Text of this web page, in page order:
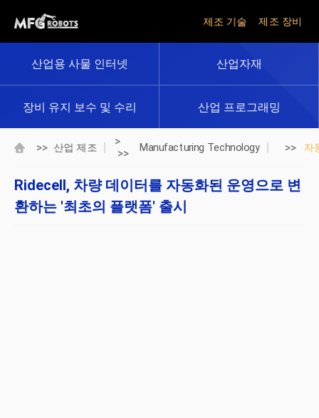
제조 기술 제조 장비
산업용 사물 인터넷 산업자재
장비 유지 보수 및 수리 산업 프로그래밍
>> 산업 제조
>
>>
Manufacturing Technology >> 자
Ridecell, 차량 데이터를 자동화된 운영으로 변
환하는 '최초의 플랫폼' 출시